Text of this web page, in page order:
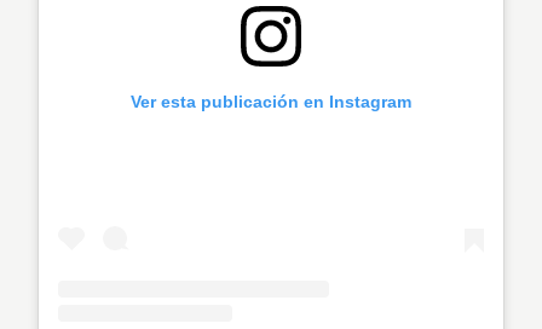
Ver esta publicación en Instagram